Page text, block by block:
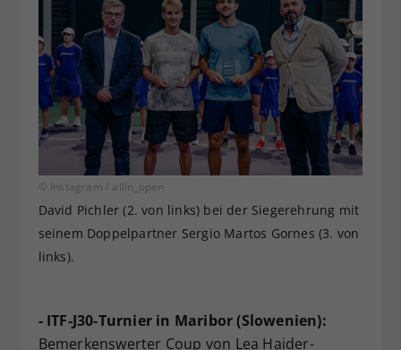
© Instagram / allin_open
David Pichler (2. von links) bei der Siegerehrung mit
seinem Doppelpartner Sergio Martos Gornes (3. von
links).
- ITF-J30-Turnier in Maribor (Slowenien):
Bemerkenswerter Coup von Lea Haider-